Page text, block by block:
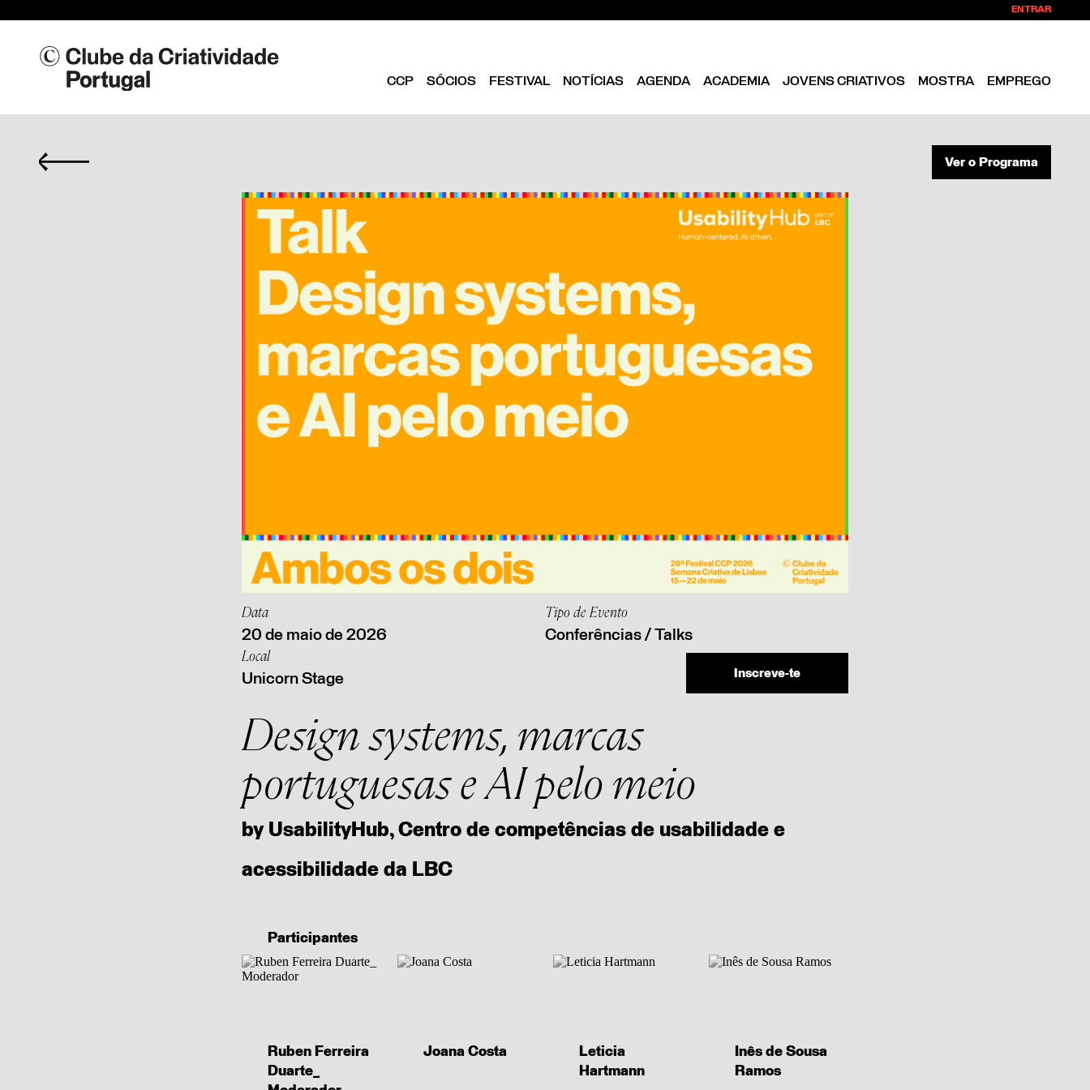
ENTRAR
CCP
EQUIPA
EMPREENDEDORISMO
CRIATIVO DE LISBOA
SÓCIOS
FOLHA EM BRANCO
FESTIVAL
ILUSTRA33
NOTÍCIAS AGENDA ACADEMIA JOVENS CRIATIVOS MOSTRA EMPREGO
Ver o Programa
Data
20 de maio de 2026
Tipo de Evento
Conferências / Talks
Local
Unicorn Stage Inscreve-te
Design systems, marcas
portuguesas e AI pelo meio
by UsabilityHub, Centro de competências de usabilidade e
acessibilidade da LBC
Participantes
Ruben Ferreira
Duarte_
Joana Costa
Leticia
Hartmann
Inês de Sousa
Ramos